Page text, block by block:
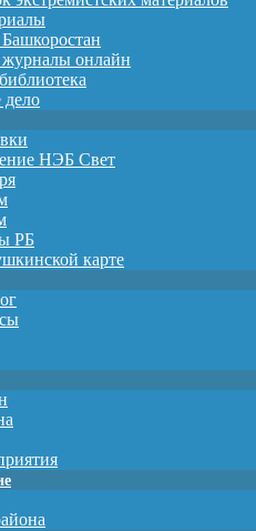
онлайн
дело
НЭБ Свет
РБ
карте